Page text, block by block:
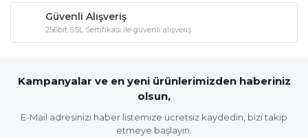
Güvenli Alışveriş
256bit SSL Sertifikası ile güvenli alışveriş
Kampanyalar ve en yeni ürünlerimizden haberiniz
olsun,
E-Mail adresinizi haber listemize ücretsiz kaydedin, bizi takip
etmeye başlayın.